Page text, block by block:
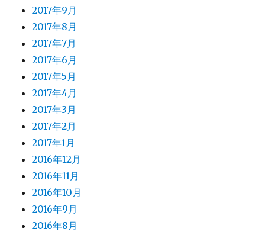
2017年9月
2017年8月
2017年7月
2017年6月
2017年5月
2017年4月
2017年3月
2017年2月
2017年1月
2016年12月
2016年11月
2016年10月
2016年9月
2016年8月